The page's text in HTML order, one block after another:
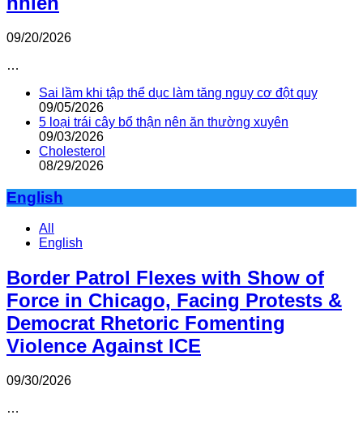
09/20/2026
…
Sai lầm khi tập thể dục làm tăng nguy cơ đột quỵ
09/05/2026
5 loại trái cây bổ thận nên ăn thường xuyên
09/03/2026
Cholesterol
08/29/2026
English
All
English
Border Patrol Flexes with Show of
Force in Chicago, Facing Protests &
Democrat Rhetoric Fomenting
Violence Against ICE
09/30/2026
…